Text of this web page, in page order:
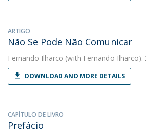
ARTIGO
Não Se Pode Não Comunicar
Fernando Ilharco (with Fernando
DOWNLOAD AND MORE DETAILS
CAPÍTULO DE LIVRO
Prefácio